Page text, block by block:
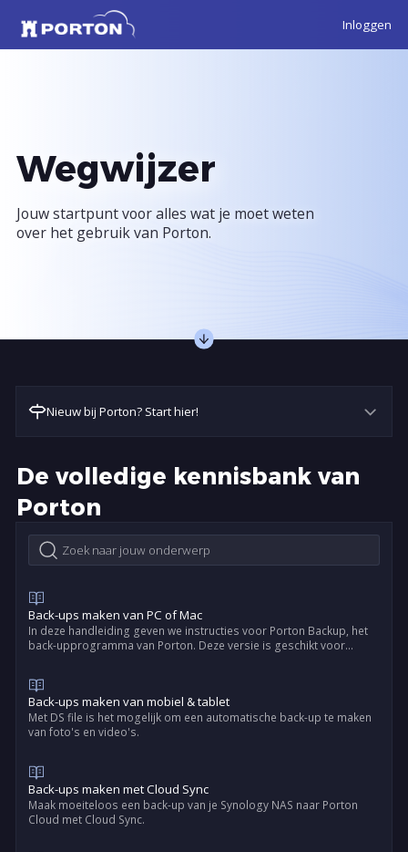
Inloggen
Wegwijzer
Jouw startpunt voor alles wat je moet weten
over het gebruik van Porton.
De volledige kennisbank van
Porton
Back-ups maken van PC of Mac
In deze handleiding geven we instructies voor Porton Backup, het
back-upprogramma van Porton. Deze versie is geschikt voor
Back-ups maken van mobiel & tablet
Met DS file is het mogelijk om een automatische back-up te maken
van foto's en video's.
Back-ups maken met Cloud Sync
Maak moeiteloos een back-up van je Synology NAS naar Porton
Cloud met Cloud Sync.
Nieuw bij Porton? Start hier!